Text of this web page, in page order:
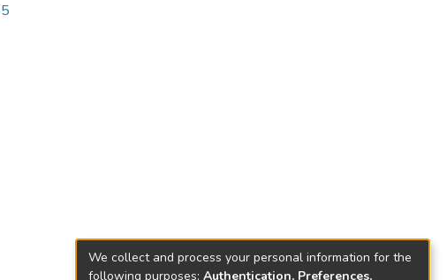
We collect and process your personal information for the
following purposes: Authentication, Preferences,